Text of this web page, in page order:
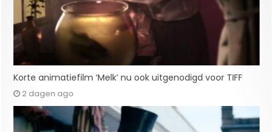
Korte animatiefilm ‘Melk’ nu ook uitgenodigd voor TIFF
2 dagen ago